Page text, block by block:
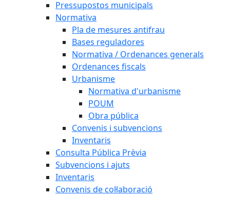
Pressupostos municipals
Normativa
Pla de mesures antifrau
Bases reguladores
Normativa / Ordenances generals
Ordenances fiscals
Urbanisme
Normativa d'urbanisme
POUM
Obra pública
Convenis i subvencions
Inventaris
Consulta Pública Prèvia
Subvencions i ajuts
Inventaris
Convenis de col·laboració